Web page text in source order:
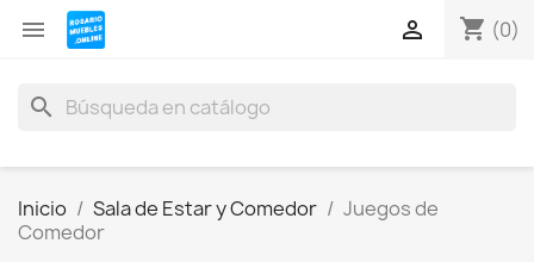
 shopping_cart (0)

search
Inicio Sala de Estar y Comedor
Juegos de
Comedor